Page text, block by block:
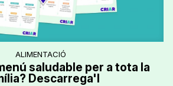
ALIMENTACIÓ
saludable per a tota la
Descarrega'l